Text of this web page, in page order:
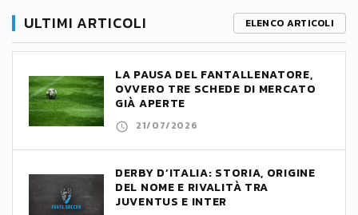
ULTIMI ARTICOLI ELENCO ARTICOLI
LA PAUSA DEL FANTALLENATORE,
OVVERO TRE SCHEDE DI MERCATO
GIÀ APERTE
21/07/2026
DERBY D’ITALIA: STORIA, ORIGINE
DEL NOME E RIVALITÀ TRA
JUVENTUS E INTER